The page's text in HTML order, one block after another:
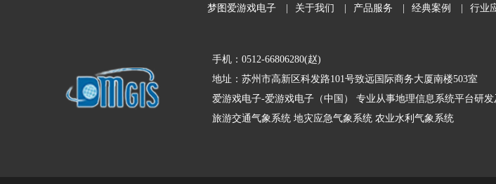
梦图爱游戏电子 关于我们 产品服务 经典案例 行业
手机：0512-66806280(赵)
地址：苏州市高新区科发路101号致远国际商务大厦南楼503室
爱游戏电子-爱游戏电子（中国） 专业从事地理信息系统平台研
旅游交通气象系统 地灾应急气象系统 农业水利气象系统